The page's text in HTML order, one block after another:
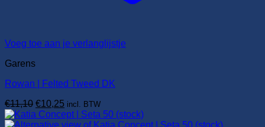
Voeg toe aan je verlanglijstje
Garens
Rowan | Felted Tweed DK
€11,10 Oorspronkelijke
prijs
was:
€10,25 Huidige
prijs
is:
incl. BTW